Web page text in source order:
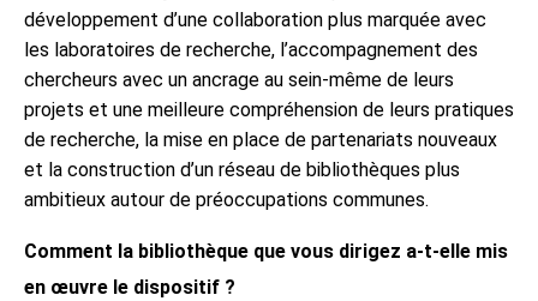
développement d’une collaboration plus marquée avec
les laboratoires de recherche, l’accompagnement des
chercheurs avec un ancrage au sein-même de leurs
projets et une meilleure compréhension de leurs pratiques
de recherche, la mise en place de partenariats nouveaux
et la construction d’un réseau de bibliothèques plus
ambitieux autour de préoccupations communes.
Comment la bibliothèque que vous dirigez a-t-elle mis
en œuvre le dispositif ?